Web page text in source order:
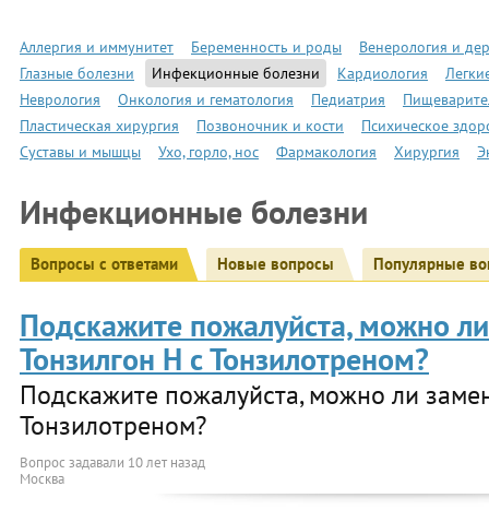
Аллергия и иммунитет Беременность и роды
Венерология и
Глазные болезни
Инфекционные болезни Кардиология
Неврология
Онкология и гематология Педиатрия
Пластическая хирургия
Позвоночник и кости
Психическое
Суставы и мышцы
Ухо, горло, нос Фармакология Хирургия
Инфекционные болезни
Вопросы с ответами Новые вопросы Популярные
Подскажите пожалуйста, можно
Тонзилгон Н с Тонзилотреном?
Подскажите пожалуйста, можно ли
Тонзилотреном?
Вопрос задавали 10 лет назад
Москва